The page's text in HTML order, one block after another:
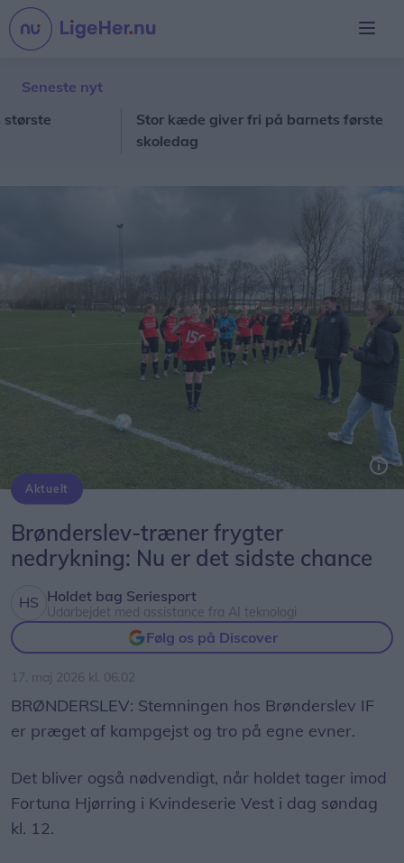
Seneste nyt
Stor kæde giver fri på barnets første
skoledag
Aktuelt
Brønderslev-træner frygter
nedrykning: Nu er det sidste chance
Holdet bag Seriesport
Udarbejdet med assistance fra AI teknologi
Følg os på Discover
17. maj 2026 kl. 06.02
BRØNDERSLEV: Stemningen hos Brønderslev IF
er præget af kampgejst og tro på egne evner.
Det bliver også nødvendigt, når holdet tager imod
Fortuna Hjørring i Kvindeserie Vest i dag søndag
kl. 12.